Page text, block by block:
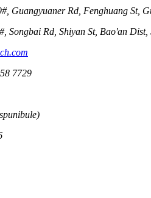
Guangyuaner Rd, Fenghuang St,
Songbai Rd, Shiyan St, Bao'an
7729